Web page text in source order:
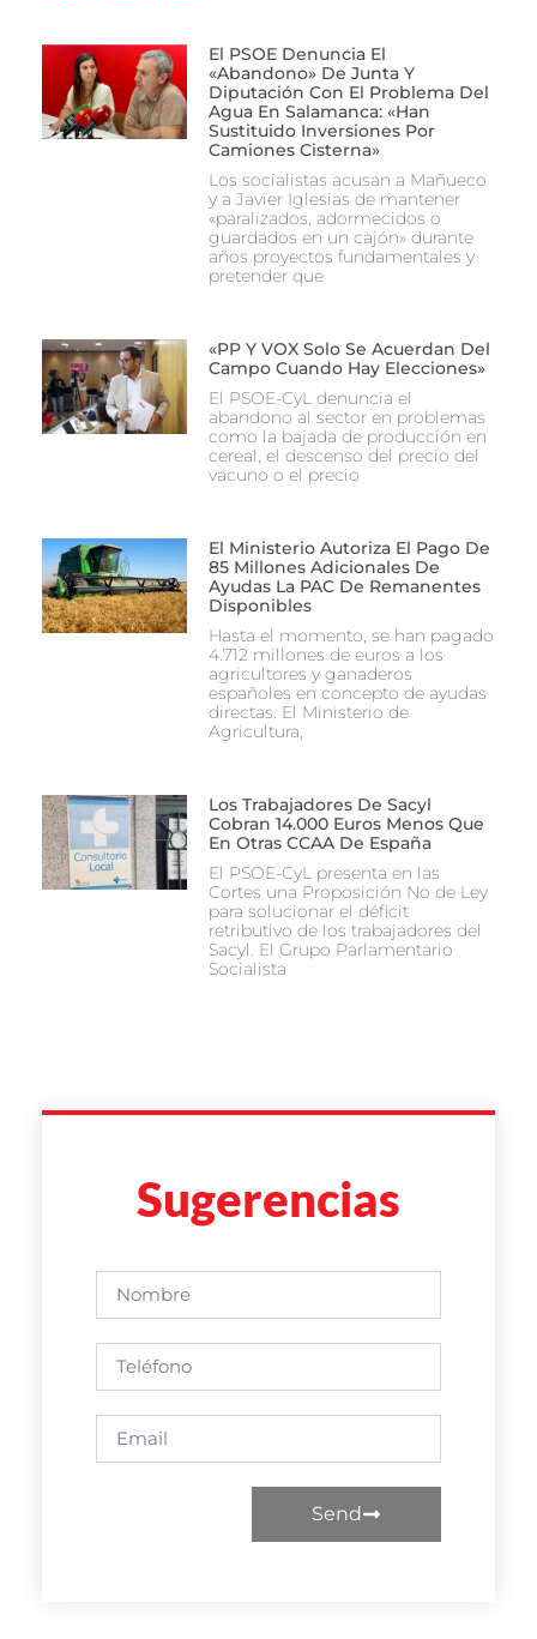
El PSOE Denuncia El
«abandono» De Junta Y
Diputación Con El Problema Del
Agua En Salamanca: «Han
Sustituido Inversiones Por
Camiones Cisterna»
Los socialistas acusan a Mañueco
y a Javier Iglesias de mantener
«paralizados, adormecidos o
guardados en un cajón» durante
años proyectos fundamentales y
pretender que
«PP Y VOX Solo Se Acuerdan Del
Campo Cuando Hay Elecciones»
El PSOE-CyL denuncia el
abandono al sector en problemas
como la bajada de producción en
cereal, el descenso del precio del
vacuno o el precio
El Ministerio Autoriza El Pago De
85 Millones Adicionales De
Ayudas La PAC De Remanentes
Disponibles
Hasta el momento, se han pagado
4.712 millones de euros a los
agricultores y ganaderos
españoles en concepto de ayudas
directas. El Ministerio de
Agricultura,
Los Trabajadores De Sacyl
Cobran 14.000 Euros Menos Que
En Otras CCAA De España
El PSOE-CyL presenta en las
Cortes una Proposición No de Ley
para solucionar el déficit
retributivo de los trabajadores del
Sacyl. El Grupo Parlamentario
Socialista
Sugerencias
Send